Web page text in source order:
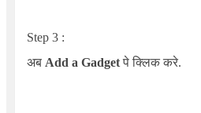
Step 3:
अब Add a Gadgetपे क्लिक करे.